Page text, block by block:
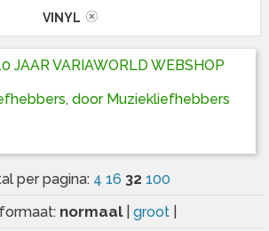
VINYL
JAAR VARIAWORLD WEBSHOP
door Muziekliefhebbers
per pagina: 4 16 32 100
normaal groot